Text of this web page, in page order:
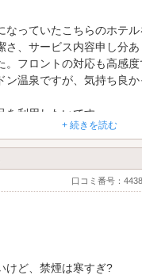
っていたこちらのホテル
さ、サービス内容申し分
。フロントの対応も高感度
温泉ですが、気持ち良か
利用したいです。
+ 続きを読む
口コミ番号：
けど、禁煙は寒すぎ?